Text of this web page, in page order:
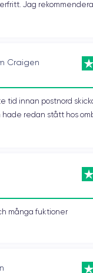
Jag
Craigen
tid innan postnord
redan stått hos
många fuktioner